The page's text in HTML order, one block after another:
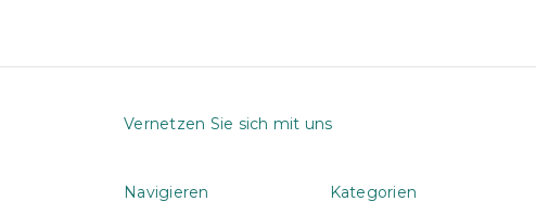
Vernetzen Sie sich mit uns
Navigieren Kategorien